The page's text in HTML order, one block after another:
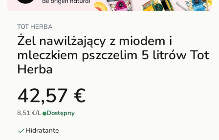
ventana
modal
TOT HERBA
Żel nawilżający z miodem i
mleczkiem pszczelim 5 litrów Tot
Herba
42,57 €
8,51 €/L· Dostępny
Hidratante